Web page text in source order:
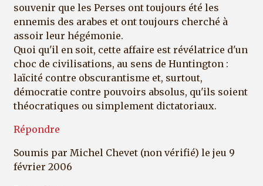
souvenir que les Perses ont toujours été les
ennemis des arabes et ont toujours cherché à
assoir leur hégémonie.
Quoi qu'il en soit, cette affaire est révélatrice d'un
choc de civilisations, au sens de Huntington :
laïcité contre obscurantisme et, surtout,
démocratie contre pouvoirs absolus, qu'ils soient
théocratiques ou simplement dictatoriaux.
Répondre
Soumis par Michel Chevet (non vérifié) le jeu 9
février 2006